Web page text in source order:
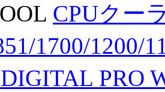
CPUクー
1700/1200/
PRO